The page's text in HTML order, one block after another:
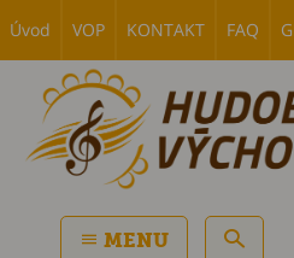
Úvod VOP KONTAKT FAQ
MENU